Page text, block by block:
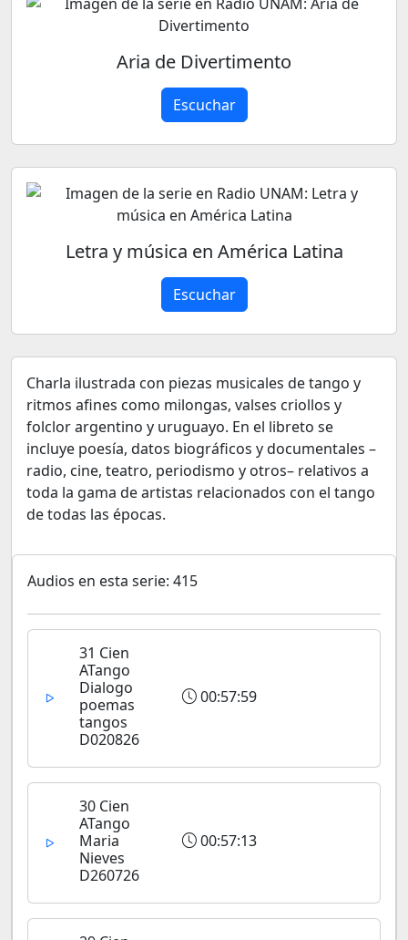
Aria de Divertimento
Escuchar
Letra y música en América Latina
Escuchar
Charla ilustrada con piezas musicales de tango y
ritmos afines como milongas, valses criollos y
folclor argentino y uruguayo. En el libreto se
incluye poesía, datos biográficos y documentales –
radio, cine, teatro, periodismo y otros– relativos a
toda la gama de artistas relacionados con el tango
de todas las épocas.
Audios en esta serie: 415
31 Cien
ATango
Dialogo
poemas
tangos
D020826
00:57:59
30 Cien
ATango
Maria
Nieves
D260726
00:57:13